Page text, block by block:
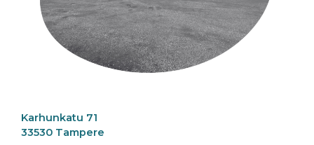
Karhunkatu 71
33530 Tampere